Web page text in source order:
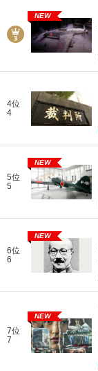
NEW
4位
4
5位
5
NEW
6位
6
NEW
7位
7
NEW